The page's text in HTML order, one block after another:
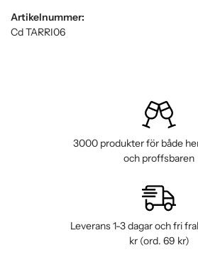
Artikelnummer:
Cd TARRI06
3000 produkter för både
och proffsbaren
Leverans 1-3 dagar och fri
kr (ord. 69 kr)